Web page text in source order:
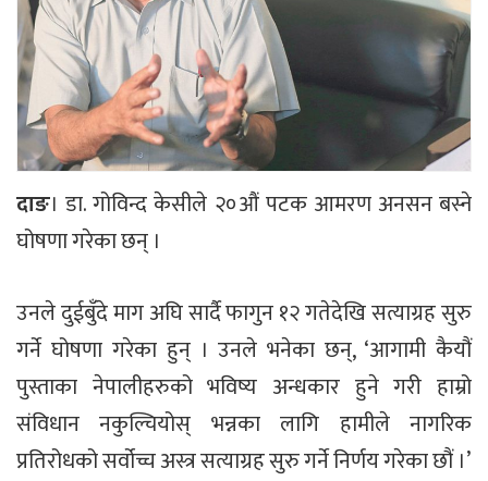
दाङ। डा. गोविन्द केसीले २०औं पटक आमरण अनसन बस्ने
घोषणा गरेका छन् ।
उनले दुईबुँदे माग अघि सार्दै फागुन १२ गतेदेखि सत्याग्रह सुरु
गर्ने घोषणा गरेका हुन् । उनले भनेका छन्, ‘आगामी कैयौं
पुस्ताका नेपालीहरुको भविष्य अन्धकार हुने गरी हाम्रो
संविधान नकुल्चियोस् भन्नका लागि हामीले नागरिक
प्रतिरोधको सर्वोच्च अस्त्र सत्याग्रह सुरु गर्ने निर्णय गरेका छौं ।’